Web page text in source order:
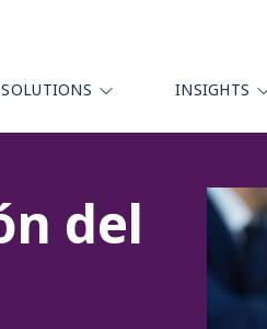
SOLUTIONS INSIGHTS
del